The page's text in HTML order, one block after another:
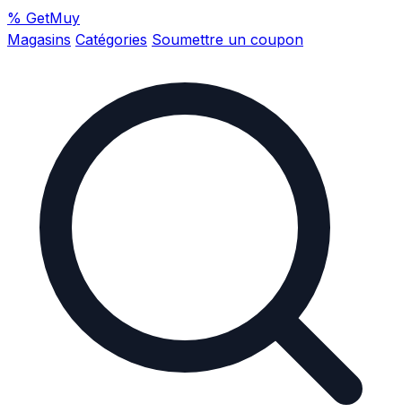
% GetMuy
Magasins Catégories Soumettre un coupon